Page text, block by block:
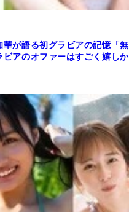
が語る初グラビアの記憶「無
アのオファーはすごく嬉しか